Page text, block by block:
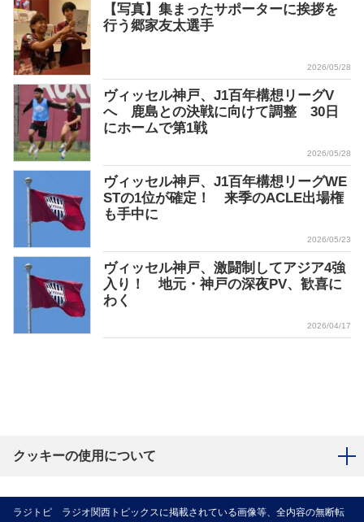
【写真】集まったサポーターに挨拶を
行う郷家友太選手
2026/05/28
ヴィッセル神戸、J1百年構想リーグV
へ 鹿島との決戦に向けて調整 30日
にホームで第1戦
2026/05/28
ヴィッセル神戸、J1百年構想リーグWE
STの1位が確定！ 来季のACLE出場権
も手中に
2026/05/23
ヴィッセル神戸、激闘制してアジア4強
入り！ 地元・神戸の深夜PV、歓喜に
わく
2026/04/17
クッキーの使用について
ラジトピ ラジオ関西トピックスに掲載されている画像等、全内容の無断転